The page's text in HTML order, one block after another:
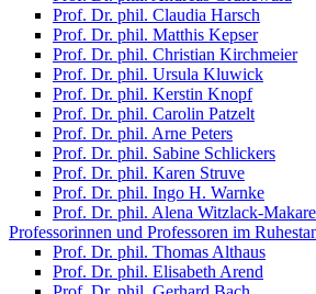
Prof. Dr. phil. Claudia Harsch
Prof. Dr. phil. Matthis Kepser
Prof. Dr. phil. Christian Kirchmeier
Prof. Dr. phil. Ursula Kluwick
Prof. Dr. phil. Kerstin Knopf
Prof. Dr. phil. Carolin Patzelt
Prof. Dr. phil. Arne Peters
Prof. Dr. phil. Sabine Schlickers
Prof. Dr. phil. Karen Struve
Prof. Dr. phil. Ingo H. Warnke
Prof. Dr. phil. Alena Witzlack-
Professorinnen und Professoren im
Prof. Dr. phil. Thomas Althaus
Prof. Dr. phil. Elisabeth Arend